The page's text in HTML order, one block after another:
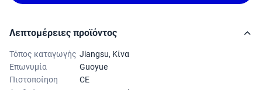
Λεπτομέρειες προϊόντος
Τόπος καταγωγής Jiangsu, Κίνα
Επωνυμία
Guoyue
Πιστοποίηση
CE